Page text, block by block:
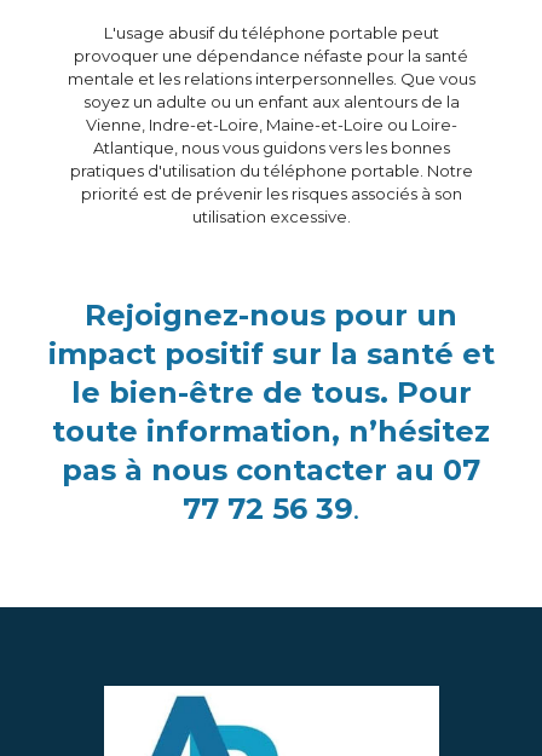
L'usage abusif du téléphone portable peut
provoquer une dépendance néfaste pour la santé
mentale et les relations interpersonnelles. Que vous
soyez un adulte ou un enfant aux alentours de la
Vienne, Indre-et-Loire, Maine-et-Loire ou Loire-
Atlantique, nous vous guidons vers les bonnes
pratiques d'utilisation du téléphone portable. Notre
priorité est de prévenir les risques associés à son
utilisation excessive.
Rejoignez-nous pour un
impact positif sur la santé et
le bien-être de tous. Pour
toute information, n’hésitez
pas à nous contacter au 07
77 72 56 39.